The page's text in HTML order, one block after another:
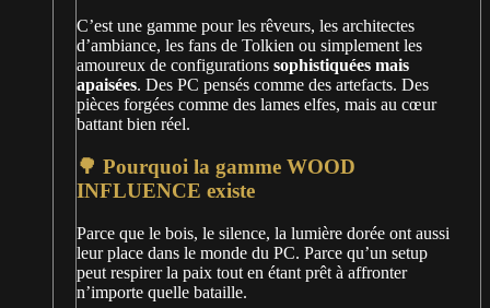
C’est une gamme pour les rêveurs, les architectes
d’ambiance, les fans de Tolkien ou simplement les
amoureux de configurations sophistiquées mais
apaisées. Des PC pensés comme des artefacts. Des
pièces forgées comme des lames elfes, mais au cœur
battant bien réel.
🌳 Pourquoi la gamme WOOD
INFLUENCE existe
Parce que le bois, le silence, la lumière dorée ont aussi
leur place dans le monde du PC. Parce qu’un setup
peut respirer la paix tout en étant prêt à affronter
n’importe quelle bataille.